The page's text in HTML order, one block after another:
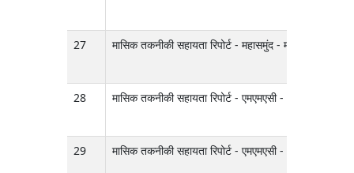
27 मासिक तकनीकी सहायता रिपोर्ट - महासमुंद - मई 2025
28 मासिक तकनीकी सहायता रिपोर्ट - एमएमएसी - अप्रैल 2025
29 मासिक तकनीकी सहायता रिपोर्ट - एमएमएसी - अप्रैल 2025